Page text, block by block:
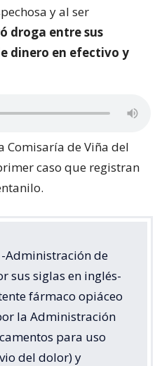
y al ser
droga entre sus
dinero en efectivo y
Comisaría de Viña del
caso que registran
-Administración de
sus siglas en inglés-
fármaco opiáceo
la Administración
para uso
del dolor) y